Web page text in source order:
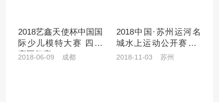
2018艺鑫天使杯中国国
际少儿模特大赛 四川
赛区复赛
2018-06-09 成都
2018中国·苏州运河名
城水上运动公开赛（1
1.03）
2018-11-03 苏州